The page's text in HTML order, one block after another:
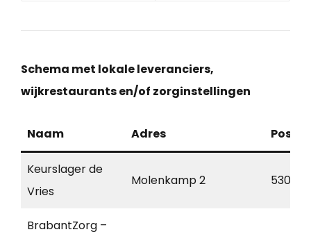
Schema met lokale leveranciers,
wijkrestaurants en/of zorginstellingen
Naam Adres
Keurslager de
Vries
Molenkamp 2 5306
BrabantZorg –